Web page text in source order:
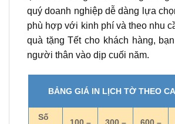
quý doanh nghiệp dễ dàng lựa
phù hợp với kinh phí và theo nhu
quà tặng Tết cho khách hàng,
người thân vào dịp cuối năm.
BẢNG GIÁ IN LỊCH TỜ THEO
Số
100 – 300 – 600 –